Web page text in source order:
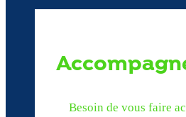
Besoin de vous faire